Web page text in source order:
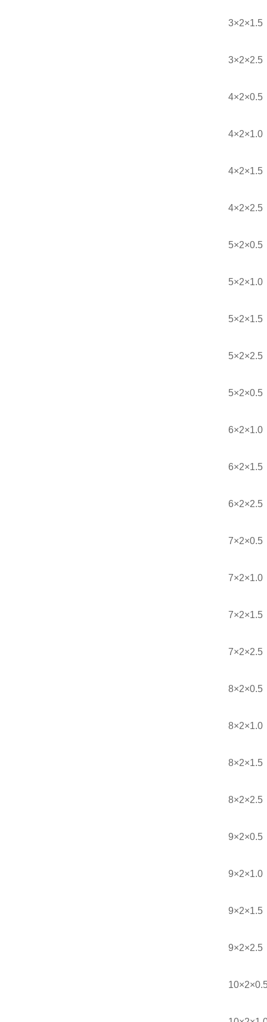
3×2×1.5
3×2×2.5
4×2×0.5
4×2×1.0
4×2×1.5
4×2×2.5
5×2×0.5
5×2×1.0
5×2×1.5
5×2×2.5
5×2×0.5
6×2×1.0
6×2×1.5
6×2×2.5
7×2×0.5
7×2×1.0
7×2×1.5
7×2×2.5
8×2×0.5
8×2×1.0
8×2×1.5
8×2×2.5
9×2×0.5
9×2×1.0
9×2×1.5
9×2×2.5